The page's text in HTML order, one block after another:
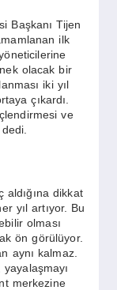
Başkanı Tijen
ilk
olacak bir
iki yıl
çıkardı.
ve
aldığına dikkat
yıl artıyor. Bu
olması
ön görülüyor.
aynı kalmaz.
merkezine